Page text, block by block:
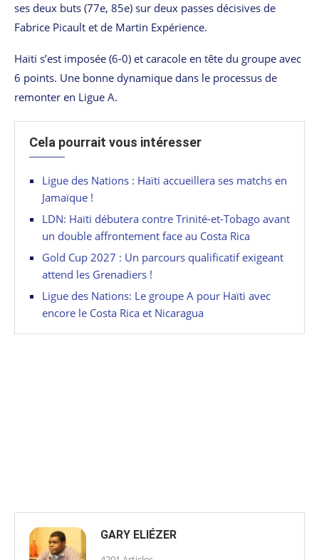
ses deux buts (77e, 85e) sur deux passes décisives de
Fabrice Picault et de Martin Expérience.
Haïti s’est imposée (6-0) et caracole en tête du groupe avec
6 points. Une bonne dynamique dans le processus de
remonter en Ligue A.
Cela pourrait vous intéresser
Ligue des Nations : Haïti accueillera ses matchs en
Jamaïque !
LDN: Haïti débutera contre Trinité-et-Tobago avant
un double affrontement face au Costa Rica
Gold Cup 2027 : Un parcours qualificatif exigeant
attend les Grenadiers !
Ligue des Nations: Le groupe A pour Haïti avec
encore le Costa Rica et Nicaragua
GARY ELIÉZER